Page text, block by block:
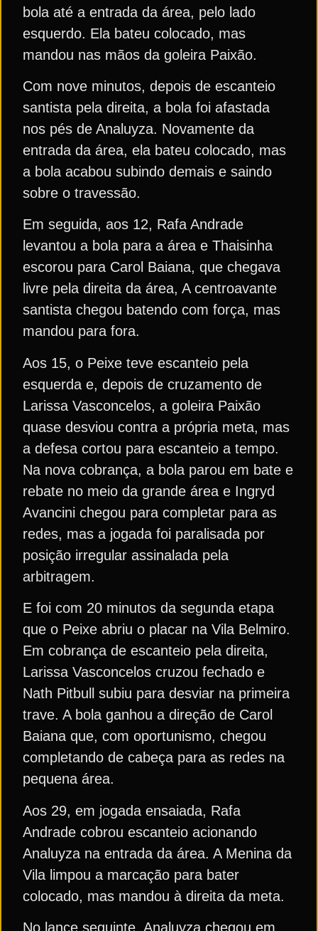
bola até a entrada da área, pelo lado
esquerdo. Ela bateu colocado, mas
mandou nas mãos da goleira Paixão.
Com nove minutos, depois de escanteio
santista pela direita, a bola foi afastada
nos pés de Analuyza. Novamente da
entrada da área, ela bateu colocado, mas
a bola acabou subindo demais e saindo
sobre o travessão.
Em seguida, aos 12, Rafa Andrade
levantou a bola para a área e Thaisinha
escorou para Carol Baiana, que chegava
livre pela direita da área, A centroavante
santista chegou batendo com força, mas
mandou para fora.
Aos 15, o Peixe teve escanteio pela
esquerda e, depois de cruzamento de
Larissa Vasconcelos, a goleira Paixão
quase desviou contra a própria meta, mas
a defesa cortou para escanteio a tempo.
Na nova cobrança, a bola parou em bate e
rebate no meio da grande área e Ingryd
Avancini chegou para completar para as
redes, mas a jogada foi paralisada por
posição irregular assinalada pela
arbitragem.
E foi com 20 minutos da segunda etapa
que o Peixe abriu o placar na Vila Belmiro.
Em cobrança de escanteio pela direita,
Larissa Vasconcelos cruzou fechado e
Nath Pitbull subiu para desviar na primeira
trave. A bola ganhou a direção de Carol
Baiana que, com oportunismo, chegou
completando de cabeça para as redes na
pequena área.
Aos 29, em jogada ensaiada, Rafa
Andrade cobrou escanteio acionando
Analuyza na entrada da área. A Menina da
Vila limpou a marcação para bater
colocado, mas mandou à direita da meta.
No lance seguinte, Analuyza chegou em